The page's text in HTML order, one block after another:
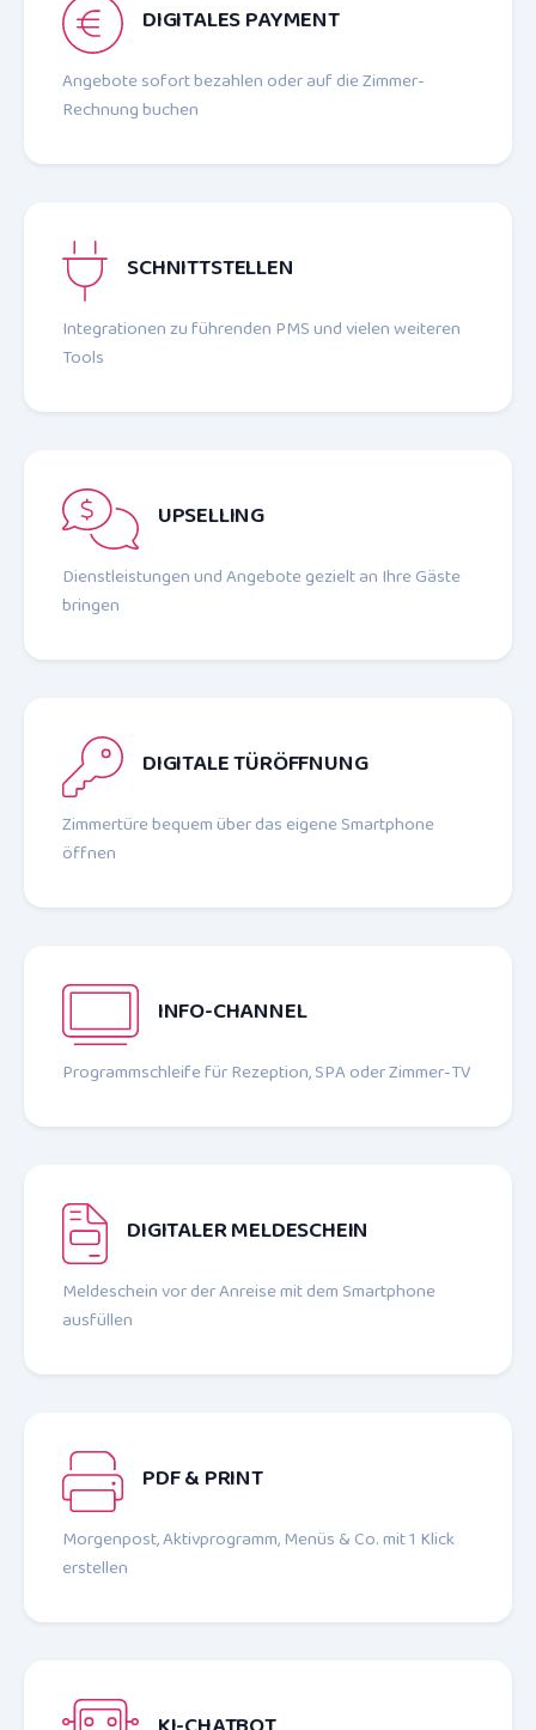
DIGITALES PAYMENT
Angebote sofort bezahlen oder auf die Zimmer-
Rechnung buchen
SCHNITTSTELLEN
Integrationen zu führenden PMS und vielen weiteren
Tools
UPSELLING
Dienstleistungen und Angebote gezielt an Ihre Gäste
bringen
DIGITALE TÜRÖFFNUNG
Zimmertüre bequem über das eigene Smartphone
öffnen
INFO-CHANNEL
Programmschleife für Rezeption, SPA oder Zimmer-TV
DIGITALER MELDESCHEIN
Meldeschein vor der Anreise mit dem Smartphone
ausfüllen
PDF & PRINT
Morgenpost, Aktiv­programm, Menüs & Co. mit 1 Klick
erstellen